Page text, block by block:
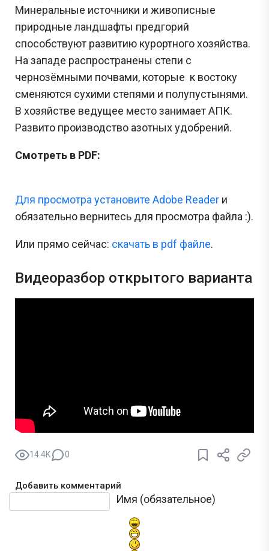
Минеральные источники и живописные
природные ландшафты предгорий
способствуют развитию курортного хозяйства.
На западе распространены степи с
чернозёмными почвами, которые к востоку
сменяются сухими степями и полупустынями.
В хозяйстве ведущее место занимает АПК.
Развито производство азотных удобрений.
Смотреть в PDF:
Для просмотра установите Adobe Reader и
обязательно вернитесь для просмотра файла :).
Или прямо сейчас: cкачать в pdf файле.
Видеоразбор открытого варианта
14.4K 0
Добавить комментарий
Имя (обязательное)
Текст комментария